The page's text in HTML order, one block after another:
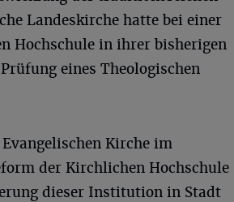
Landeskirche hatte bei einer
Hochschule in ihrer bisherigen
eines Theologischen
Kirche im
der Kirchlichen Hochschule
dieser Institution in Stadt